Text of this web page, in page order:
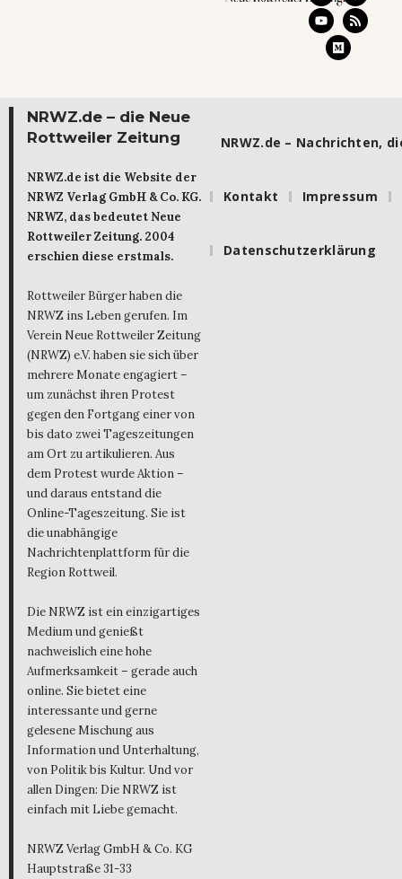
NRWZ.de – die Neue
Rottweiler Zeitung
NRWZ.de ist die Website der
NRWZ Verlag GmbH & Co. KG.
NRWZ, das bedeutet Neue
Rottweiler Zeitung. 2004
erschien diese erstmals.
Rottweiler Bürger haben die
NRWZ ins Leben gerufen. Im
Verein Neue Rottweiler Zeitung
(NRWZ) e.V. haben sie sich über
mehrere Monate engagiert –
um zunächst ihren Protest
gegen den Fortgang einer von
bis dato zwei Tageszeitungen
am Ort zu artikulieren. Aus
dem Protest wurde Aktion –
und daraus entstand die
Online-Tageszeitung. Sie ist
die unabhängige
Nachrichtenplattform für die
Region Rottweil.
Die NRWZ ist ein einzigartiges
Medium und genießt
nachweislich eine hohe
Aufmerksamkeit – gerade auch
online. Sie bietet eine
interessante und gerne
gelesene Mischung aus
Information und Unterhaltung,
von Politik bis Kultur. Und vor
allen Dingen: Die NRWZ ist
einfach mit Liebe gemacht.
NRWZ Verlag GmbH & Co. KG
Hauptstraße 31-33
NRWZ.de – Nachrichten,
Kontakt Impressum
Datenschutzerklärung